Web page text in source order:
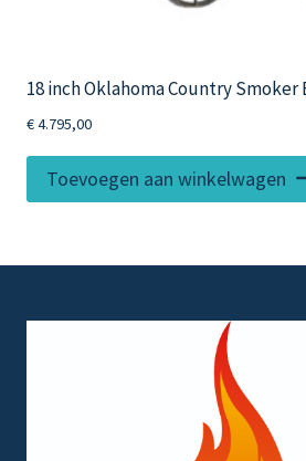
18 inch Oklahoma Country Smoker
€4.795,00
Toevoegen aan winkelwagen